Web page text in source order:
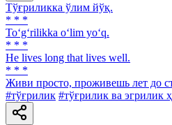
Тўғриликка ўлим йўқ.
* * *
To‘g‘rilikka o‘lim yo‘q.
* * *
He lives long that lives well.
* * *
Живи просто, проживешь лет до
#тўғрилик #тўғрилик ва эгрилик